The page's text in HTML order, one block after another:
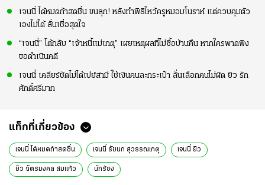
เจนนี่ ได้หมดถ้าสดชื่น ขนลุก! หลังทำพิธีไหว้ครูหมอมโนราห์ แต่ควบคุมตัว
เองไม่ได้ ลั่นเชื่อสุดใจ
“เจนนี่” โต้กลับ “เจ้าหนี้แม่เกตุ” เผยเหตุผลที่ไม่ซื้อบ้านคืน หากใครพาดพิง
ขอดำเนินคดี
เจนนี่ เคลียร์ชัดไม่ได้เปย์สามี ใช้เงินคนละกระเป๋า ลั่นเลือกคนไม่ผิด ยิว รัก
ศักดิ์ศรีมาก
แท็กที่เกี่ยวข้อง
เจนนี่ ได้หมดถ้าสดชื่น เจนนี่ รัชนก สุวรรณเกตุ เจนนี่ ยิว
ยิว ฉัตรมงคล สมแก้ว นักร้อง